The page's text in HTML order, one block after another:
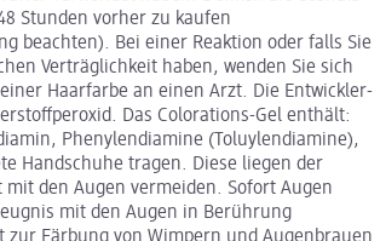
Stunden vorher zu kaufen
beachten). Bei einer Reaktion oder falls Sie
Verträglichkeit haben, wenden Sie sich
Haarfarbe an einen Arzt. Die Entwickler-
Das Colorations-Gel enthält:
Phenylendiamine (Toluylendiamine),
Handschuhe tragen. Diese liegen der
mit den Augen vermeiden. Sofort Augen
mit den Augen in Berührung